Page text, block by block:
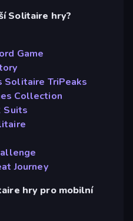
Solitaire hry?
Game
Solitaire TriPeaks
Collection
Suits
Journey
hry pro mobilní